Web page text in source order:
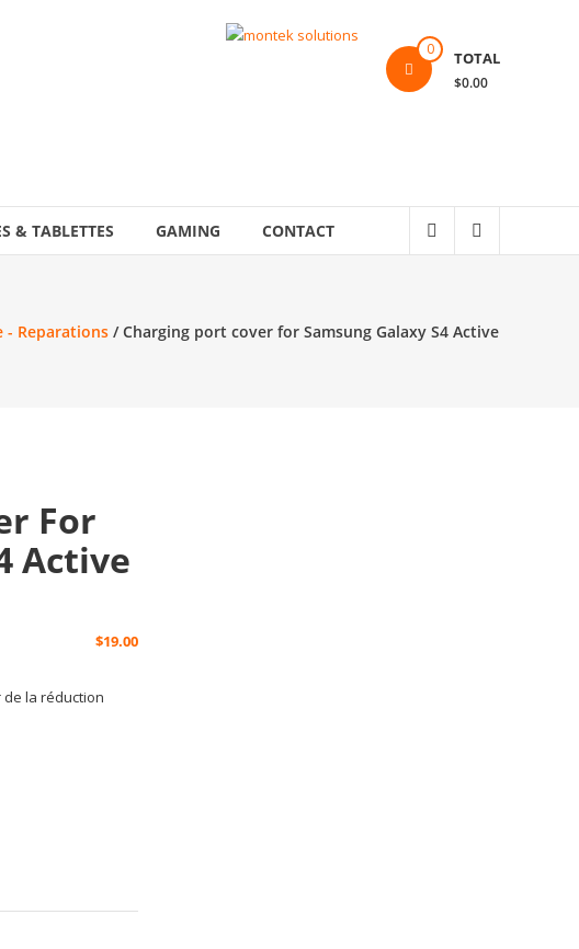
0 TOTAL
$0.00
& TABLETTES GAMING CONTACT
- Reparations/ Charging port cover for Samsung Galaxy S4 Active
For
Active
$19.00
la réduction